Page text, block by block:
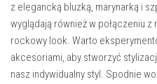
z elegancką bluzką, marynarką i
wyglądają również w połączeniu z
rockowy look. Warto
akcesoriami, aby stworzyć
nasz indywidualny styl. Spodnie